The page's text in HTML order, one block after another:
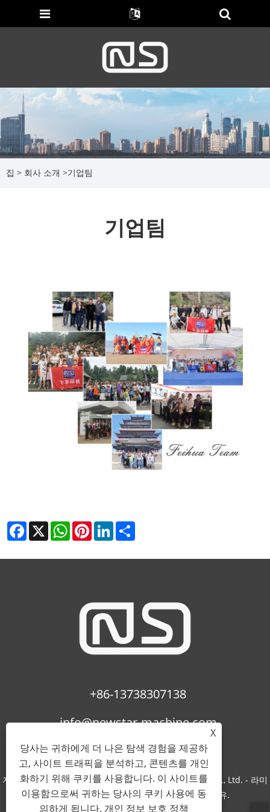
집 > 회사 소개 >기업팀
기업팀
Facebook
X WhatsAppPinterestLinkedIn
+86-13738307138
info@newstar-machine.com
저작권 © 2022 Wenzhou Feihua Printing Machinery Co., Ltd. - 라미
네이팅 기계, Uv 코팅 기계, Bopp 필름 - 판권 소유.
X
당사는 귀하에게 더 나은 탐색 경험을 제공하
고, 사이트 트래픽을 분석하고, 콘텐츠를 개인
화하기 위해 쿠키를 사용합니다. 이 사이트를
이용함으로써 귀하는 당사의 쿠키 사용에 동
의하게 됩니다. 개인 정보 보호 정책